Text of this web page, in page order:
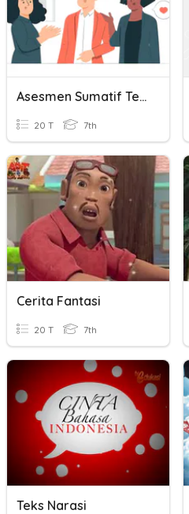
Asesmen Sumatif Teks Tanggapan Kelas 7
20 T 7th
Cerita Fantasi
20 T 7th
Teks Narasi